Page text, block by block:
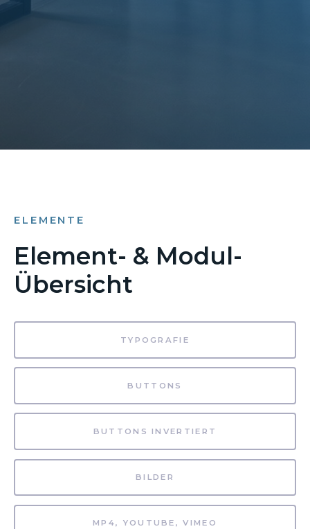
ELEMENTE
Element- & Modul-
Übersicht
TYPOGRAFIE
BUTTONS
BUTTONS INVERTIERT
BILDER
MP4, YOUTUBE, VIMEO